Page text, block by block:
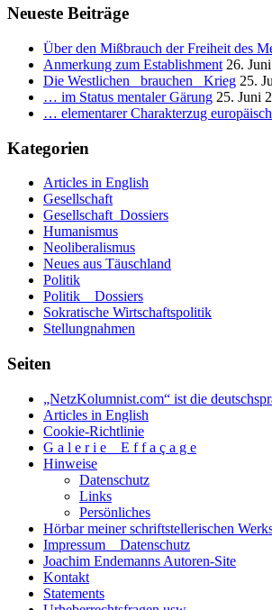
Neueste Beiträge
Über den Mißbrauch der Freiheit des
Anmerkung zum Establishment 26.
Die Westlichen _brauchen_ Krieg 25.
… im Status mentaler Gärung 25. Juni
… elementarer Charakterzug
Kategorien
Articles in English
Gesellschaft
Gesellschaft_Dossiers
Humanismus
Neoliberalismus
Neues aus Täuschland
Politik
Politik _ Dossiers
Sokratische Wirtschaftspolitik
Stellungnahmen
Seiten
„NetzKolumnist.com“ ist die
Articles in English
Cookie-Richtlinie
G a l e r i e _ E f f a ç a g e
Hinweise
Datenschutz
Links
Persönliches
Hörbar meiner schriftstellerischen
Impressum _ Datenschutz
Joachim Endemanns Autoren-Site
Kontakt
Statements